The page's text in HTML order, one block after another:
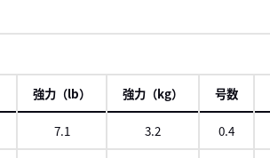
強力（lb） 強力（kg） 号数
7.1 3.2 0.4